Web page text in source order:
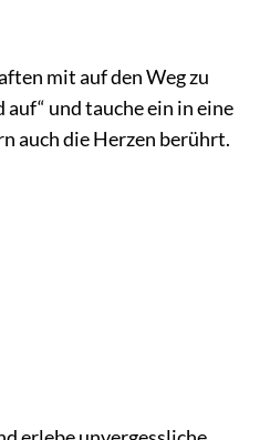
mit auf den Weg zu
und tauche ein in eine
auch die Herzen berührt.